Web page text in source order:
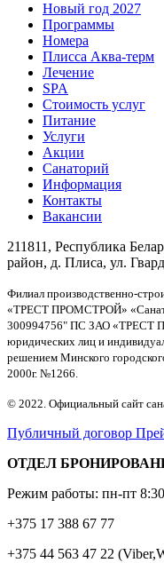
Новый год 2027
Программы
Номера
Плисса Аква-терм
Лечение
SPA
Стоимость услуг
Питание
Услуги
Акции
Санаторий
Информация
Контакты
Вакансии
211811, Республика
район, д. Плиса, ул.
Филиал производственно-
«ТРЕСТ ПРОМСТРОЙ»
300994756" ПС ЗАО «ТРЕСТ
юридических лиц и
решением Минского
2000г. №1266.
© 2022. Официальный сайт
Публичный договор
ОТДЕЛ
Режим работы: пн-пт
+375 17 388 67 77
+375 44 563 47 22